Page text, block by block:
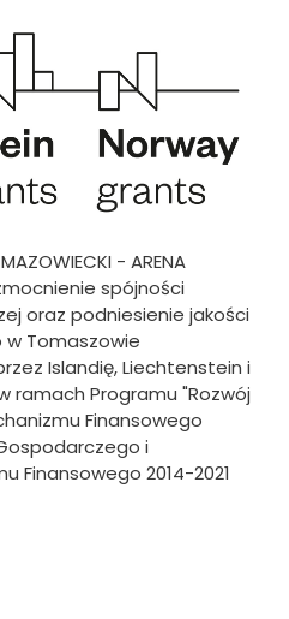
- ARENA
spójności
oraz podniesienie jakości
Tomaszowie
Islandię, Liechtenstein i
ramach Programu "Rozwój
Finansowego
i
Finansowego 2014-2021